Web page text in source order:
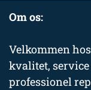
Om os:
Velkommen
kvalitet,
professionel